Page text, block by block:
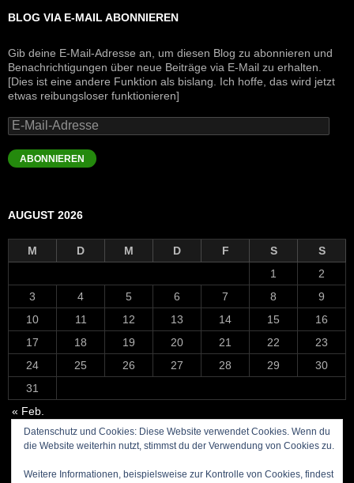
BLOG VIA E-MAIL ABONNIEREN
Gib deine E-Mail-Adresse an, um diesen Blog zu abonnieren und
Benachrichtigungen über neue Beiträge via E-Mail zu erhalten.
[Dies ist eine andere Funktion als bislang. Ich hoffe, das wird jetzt
etwas reibungsloser funktionieren]
E-
Mail-
Adresse
ABONNIEREN
AUGUST 2026
M D M D F S
S
1
2
3
4 5 6 7 8
9
10
11 12 13 14 15
16
17
18 19 20 21 22
23
24
25 26 27 28 29
30
31
« Feb.
Datenschutz und Cookies: Diese Website verwendet Cookies. Wenn du
die Website weiterhin nutzt, stimmst du der Verwendung von Cookies zu.
Weitere Informationen, beispielsweise zur Kontrolle von Cookies, findest